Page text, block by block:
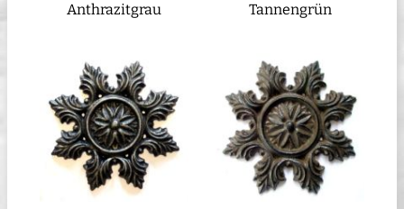
Anthrazitgrau Tannengrün